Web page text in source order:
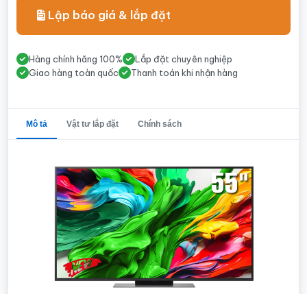
Lập báo giá & lắp đặt
Hàng chính hãng 100%
Lắp đặt chuyên nghiệp
Giao hàng toàn quốc
Thanh toán khi nhận hàng
Mô tả Vật tư lắp đặt Chính sách